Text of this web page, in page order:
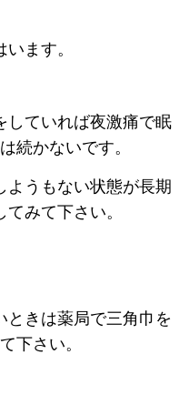
ます。
していれば夜激痛で眠
続かないです。
ようもない状態が長期
みて下さい。
ときは薬局で三角巾を
下さい。